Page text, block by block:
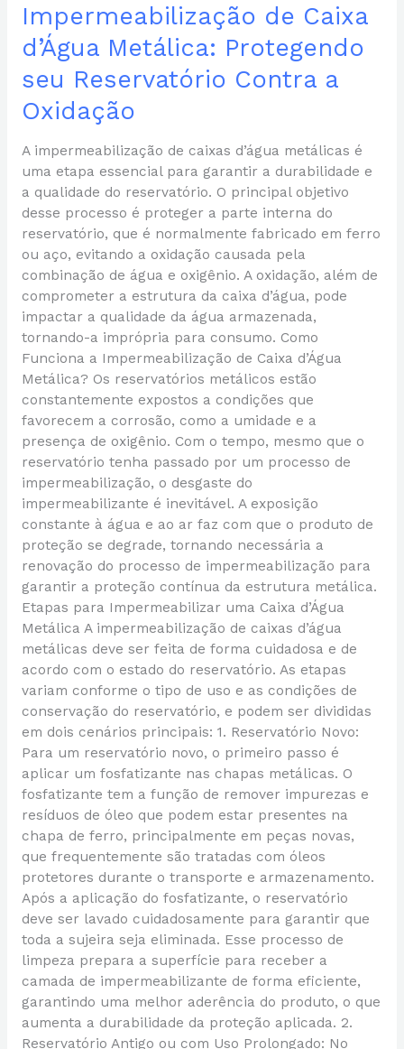
Impermeabilização de Caixa
d’Água Metálica: Protegendo
seu Reservatório Contra a
Oxidação
A impermeabilização de caixas d’água metálicas é
uma etapa essencial para garantir a durabilidade e
a qualidade do reservatório. O principal objetivo
desse processo é proteger a parte interna do
reservatório, que é normalmente fabricado em ferro
ou aço, evitando a oxidação causada pela
combinação de água e oxigênio. A oxidação, além de
comprometer a estrutura da caixa d’água, pode
impactar a qualidade da água armazenada,
tornando-a imprópria para consumo. Como
Funciona a Impermeabilização de Caixa d’Água
Metálica? Os reservatórios metálicos estão
constantemente expostos a condições que
favorecem a corrosão, como a umidade e a
presença de oxigênio. Com o tempo, mesmo que o
reservatório tenha passado por um processo de
impermeabilização, o desgaste do
impermeabilizante é inevitável. A exposição
constante à água e ao ar faz com que o produto de
proteção se degrade, tornando necessária a
renovação do processo de impermeabilização para
garantir a proteção contínua da estrutura metálica.
Etapas para Impermeabilizar uma Caixa d’Água
Metálica A impermeabilização de caixas d’água
metálicas deve ser feita de forma cuidadosa e de
acordo com o estado do reservatório. As etapas
variam conforme o tipo de uso e as condições de
conservação do reservatório, e podem ser divididas
em dois cenários principais: 1. Reservatório Novo:
Para um reservatório novo, o primeiro passo é
aplicar um fosfatizante nas chapas metálicas. O
fosfatizante tem a função de remover impurezas e
resíduos de óleo que podem estar presentes na
chapa de ferro, principalmente em peças novas,
que frequentemente são tratadas com óleos
protetores durante o transporte e armazenamento.
Após a aplicação do fosfatizante, o reservatório
deve ser lavado cuidadosamente para garantir que
toda a sujeira seja eliminada. Esse processo de
limpeza prepara a superfície para receber a
camada de impermeabilizante de forma eficiente,
garantindo uma melhor aderência do produto, o que
aumenta a durabilidade da proteção aplicada. 2.
Reservatório Antigo ou com Uso Prolongado: No